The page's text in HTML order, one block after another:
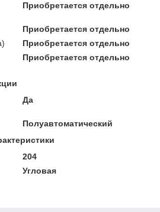
Приобретается отдельно
Приобретается отдельно
Приобретается отдельно
Приобретается отдельно
Да
Полуавтоматический
204
Угловая